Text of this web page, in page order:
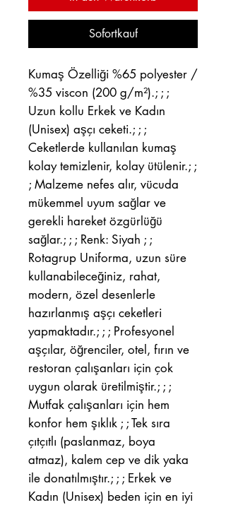
Sofortkauf
Kumaş Özelliği %65 polyester /
%35 viscon (200 g/m²).; ; ;
Uzun kollu Erkek ve Kadın
(Unisex) aşçı ceketi.; ; ;
Ceketlerde kullanılan kumaş
kolay temizlenir, kolay ütülenir.; ;
; Malzeme nefes alır, vücuda
mükemmel uyum sağlar ve
gerekli hareket özgürlüğü
sağlar.; ; ; Renk: Siyah ; ;
Rotagrup Uniforma, uzun süre
kullanabileceğiniz, rahat,
modern, özel desenlerle
hazırlanmış aşçı ceketleri
yapmaktadır.; ; ; Profesyonel
aşçılar, öğrenciler, otel, fırın ve
restoran çalışanları için çok
uygun olarak üretilmiştir.; ; ;
Mutfak çalışanları için hem
konfor hem şıklık ; ; Tek sıra
çıtçıtlı (paslanmaz, boya
atmaz), kalem cep ve dik yaka
ile donatılmıştır.; ; ; Erkek ve
Kadın (Unisex) beden için en iyi